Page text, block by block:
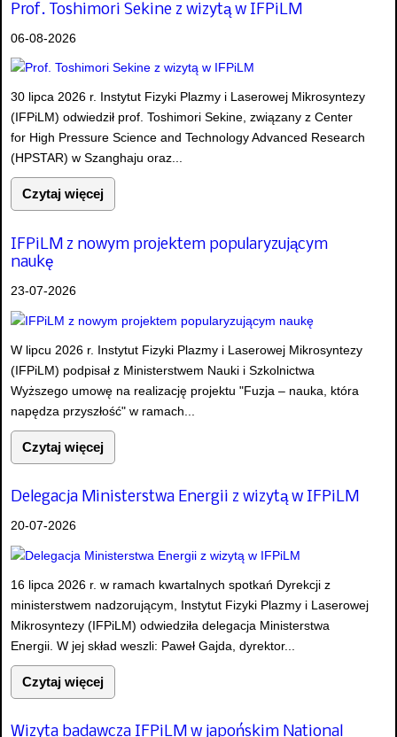
Prof. Toshimori Sekine z wizytą w IFPiLM
06-08-2026
30 lipca 2026 r. Instytut Fizyki Plazmy i Laserowej Mikrosyntezy
(IFPiLM) odwiedził prof. Toshimori Sekine, związany z Center
for High Pressure Science and Technology Advanced Research
(HPSTAR) w Szanghaju oraz...
Czytaj więcej
IFPiLM z nowym projektem popularyzującym
naukę
23-07-2026
W lipcu 2026 r. Instytut Fizyki Plazmy i Laserowej Mikrosyntezy
(IFPiLM) podpisał z Ministerstwem Nauki i Szkolnictwa
Wyższego umowę na realizację projektu "Fuzja – nauka, która
napędza przyszłość" w ramach...
Czytaj więcej
Delegacja Ministerstwa Energii z wizytą w IFPiLM
20-07-2026
16 lipca 2026 r. w ramach kwartalnych spotkań Dyrekcji z
ministerstwem nadzorującym, Instytut Fizyki Plazmy i Laserowej
Mikrosyntezy (IFPiLM) odwiedziła delegacja Ministerstwa
Energii. W jej skład weszli: Paweł Gajda, dyrektor...
Czytaj więcej
Wizyta badawcza IFPiLM w japońskim National